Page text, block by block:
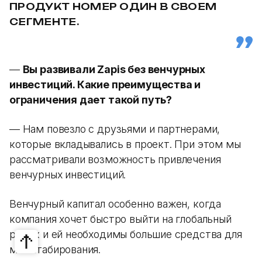
ПРОДУКТ НОМЕР ОДИН В СВОЕМ
СЕГМЕНТЕ.
— Вы развивали Zapis без венчурных
инвестиций. Какие преимущества и
ограничения дает такой путь?
— Нам повезло с друзьями и партнерами,
которые вкладывались в проект. При этом мы
рассматривали возможность привлечения
венчурных инвестиций.
Венчурный капитал особенно важен, когда
компания хочет быстро выйти на глобальный
рынок и ей необходимы большие средства для
масштабирования.